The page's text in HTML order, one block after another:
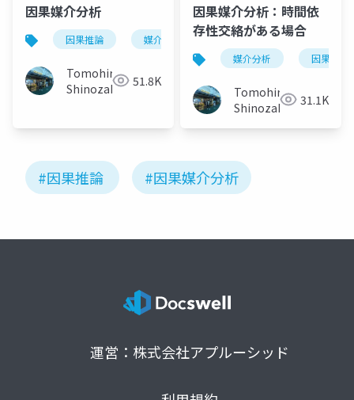
因果媒介分析
因果推論 媒介分析 時間依存性交絡
Tomohiro
Shinozaki
51.8K
因果媒介分析：時間依
存性交絡がある場合
媒介分析 因果推論
Tomohiro
Shinozaki
31.1K
#因果推論 #因果媒介分析
運営：株式会社アプルーシッド